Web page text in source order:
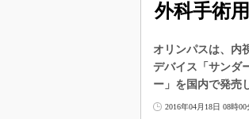
外科手術
オリンパスは、内
デバイス「サンダ
ー」を国内で発売
2016年04月18日 08時00